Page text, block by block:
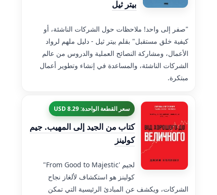
بيتر ثيل
"صفر إلى واحد! ملاحظات حول الشركات الناشئة، أو
كيفية خلق مستقبل" بقلم بيتر ثيل - دليل ملهم لرواد
الأعمال، ومشاركة النصائح العملية والدروس من عالم
الشركات الناشئة، والمساعدة في إنشاء وتطوير أعمال
مبتكرة.
سعر القطعة الواحدة: 8.29 USD
كتاب من الجيد إلى المهيب. جيم
كولينز
"From Good to Majestic' لجيم
كولينز هو استكشاف لألغاز نجاح
الشركات، ويكشف عن المبادئ الرئيسية التي تمكن